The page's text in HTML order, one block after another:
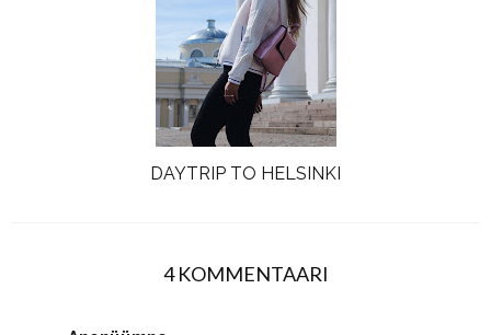
DAYTRIP TO HELSINKI
4 KOMMENTAARI